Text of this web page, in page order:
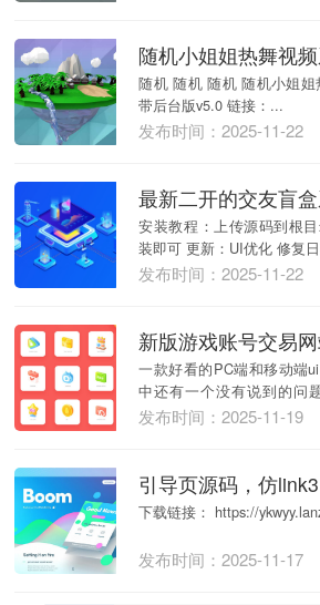
随机 随机 随机 随机小姐姐热舞视频系统源码全新UI
带后台版v5.0 链接：...
发布时间：2025-11-22
最新二开的交友盲
安装教程：上传源码到根
装即可 更新：UI优化 修复
发布时间：2025-11-22
新版游戏账号交易
一款好看的PC端和移动端
中还有一个没有说到的问
能...
发布时间：2025-11-19
引导页源码，仿link3
下载链接： https://
发布时间：2025-11-17